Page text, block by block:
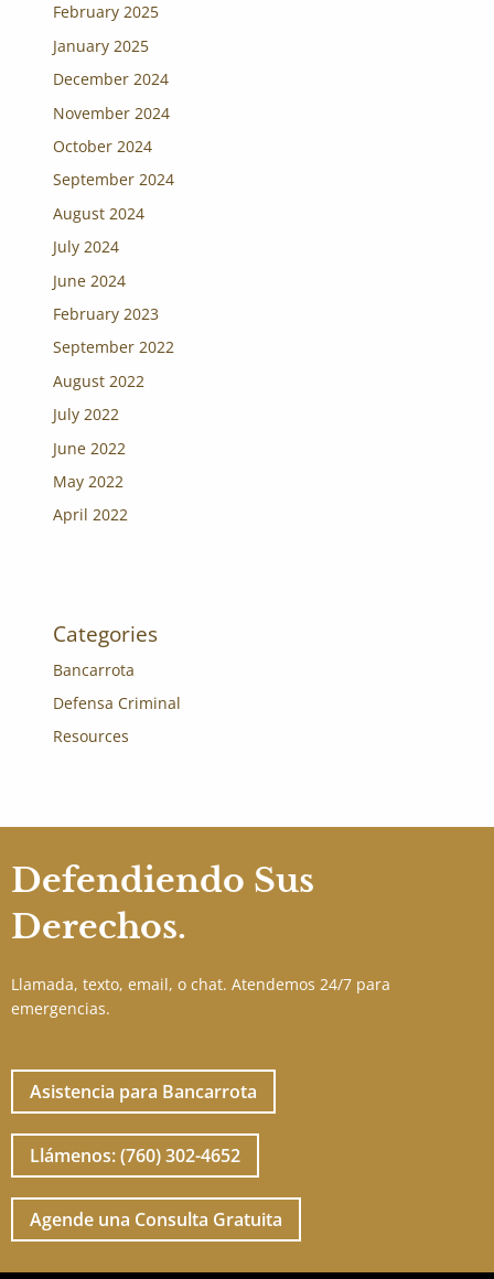
February 2025
January 2025
December 2024
November 2024
October 2024
September 2024
August 2024
July 2024
June 2024
February 2023
September 2022
August 2022
July 2022
June 2022
May 2022
April 2022
Categories
Bancarrota
Defensa Criminal
Resources
Defendiendo Sus
Derechos.
Llamada, texto, email, o chat. Atendemos 24/7 para
emergencias.
Asistencia para Bancarrota
Llámenos: (760) 302-4652
Agende una Consulta Gratuita